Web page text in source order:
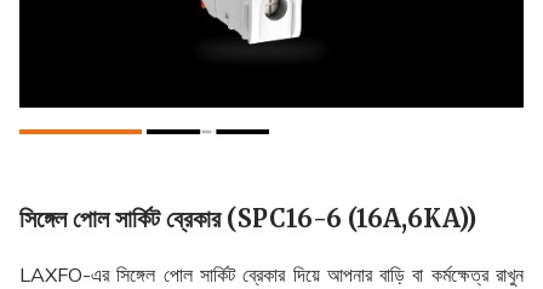
সিঙ্গেল পোল সার্কিট ব্রেকার (SPC16-6 (16A,6KA))
LAXFO-এর সিঙ্গেল পোল সার্কিট ব্রেকার দিয়ে আপনার বাড়ি বা কর্মক্ষেত্র রাখুন